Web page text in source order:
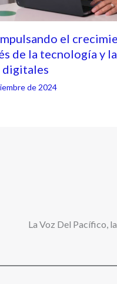
el
de la tecnología y
digitales
de 2024
La Voz Del Pacífico,